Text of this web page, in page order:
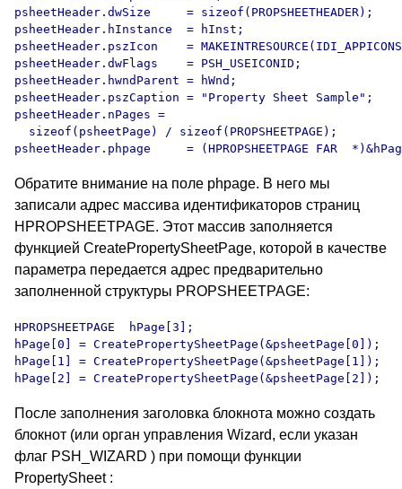
psheetHeader.dwSize     = sizeof(PROPSHEETHEADER);
psheetHeader.hInstance  = hInst;
psheetHeader.pszIcon    =
psheetHeader.dwFlags    = PSH_USEICONID;
psheetHeader.hwndParent = hWnd;
psheetHeader.pszCaption = "Property Sheet Sample";
psheetHeader.nPages =
  sizeof(psheetPage) / sizeof(PROPSHEETPAGE);
Обратите внимание на поле phpage. В него мы
записали адрес массива идентификаторов страниц
HPROPSHEETPAGE. Этот массив заполняется
функцией CreatePropertySheetPage, которой в качестве
параметра передается адрес предварительно
заполненной структуры PROPSHEETPAGE:
HPROPSHEETPAGE  hPage[3];
hPage[0] = CreatePropertySheetPage(&psheetPage[0]);
hPage[1] = CreatePropertySheetPage(&psheetPage[1]);
После заполнения заголовка блокнота можно создать
блокнот (или орган управления Wizard, если указан
флаг PSH_WIZARD ) при помощи функции
PropertySheet :